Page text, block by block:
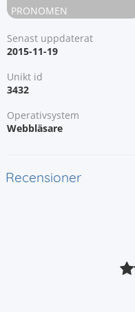
PRONOMEN
Senast uppdaterat
2015-11-19
Unikt id
3432
Operativsystem
Webbläsare
Recensioner